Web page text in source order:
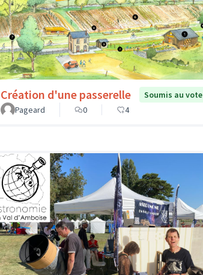
Création d'une passerelle
Soumis au vote
Pageard
0 4